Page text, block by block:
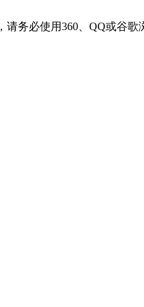
请务必使用360、QQ或谷歌